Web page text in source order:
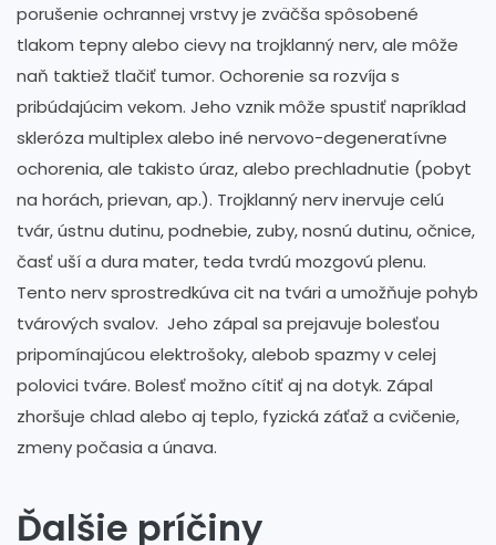
porušenie ochrannej vrstvy je zväčša spôsobené
tlakom tepny alebo cievy na trojklanný nerv, ale môže
naň taktiež tlačiť tumor. Ochorenie sa rozvíja s
pribúdajúcim vekom. Jeho vznik môže spustiť napríklad
skleróza multiplex alebo iné nervovo-degeneratívne
ochorenia, ale takisto úraz, alebo prechladnutie (pobyt
na horách, prievan, ap.). Trojklanný nerv inervuje celú
tvár, ústnu dutinu, podnebie, zuby, nosnú dutinu, očnice,
časť uší a dura mater, teda tvrdú mozgovú plenu.
Tento nerv sprostredkúva cit na tvári a umožňuje pohyb
tvárových svalov. Jeho zápal sa prejavuje bolesťou
pripomínajúcou elektrošoky, alebob spazmy v celej
polovici tváre. Bolesť možno cítiť aj na dotyk. Zápal
zhoršuje chlad alebo aj teplo, fyzická záťaž a cvičenie,
zmeny počasia a únava.
Ďalšie príčiny